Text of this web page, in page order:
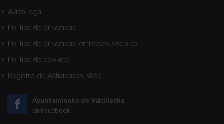
Aviso legal
Política de privacidad
Política de privacidad en Redes sociales
Política de cookies
Registro de Actividades Web
Ayuntamiento de Valdilecha
en Facebook